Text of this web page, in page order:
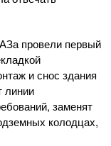
провели первый
и снос здания
линии
заменят
колодцах,